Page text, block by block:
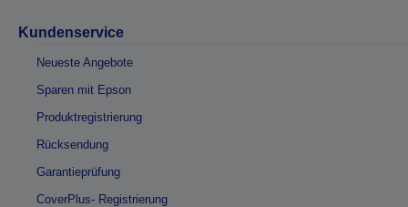
Kundenservice
Neueste Angebote
Sparen mit Epson
Produktregistrierung
Rücksendung
Garantieprüfung
CoverPlus- Registrierung